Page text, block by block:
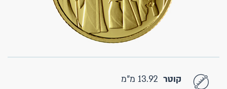
קוטר 13.92 מ"מ